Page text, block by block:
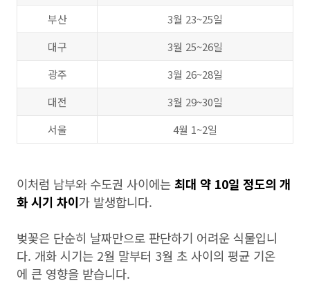
부산
3월 23~25일
대구
3월 25~26일
광주
3월 26~28일
대전
3월 29~30일
서울
4월 1~2일
이처럼 남부와 수도권 사이에는 최대 약 10일 정도의 개
화 시기 차이가 발생합니다.
벚꽃은 단순히 날짜만으로 판단하기 어려운 식물입니
다. 개화 시기는 2월 말부터 3월 초 사이의 평균 기온
에 큰 영향을 받습니다.